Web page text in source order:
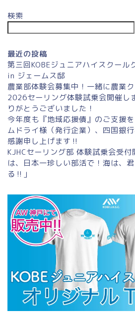
検索
最近の投稿
第三回KOBEジュニアハイスクール
in ジェームス邸
農業部体験会募集中！一緒に農業
2026セーリング体験試乗会開催し
りがとうございました！
今年度も『地域応援債』のご支援
ムドライ様（発行企業）、四国銀
感謝申し上げます‼
KJHCセーリング部 体験試乗会受
は、日本一珍しい部活で！海は、
る‼」